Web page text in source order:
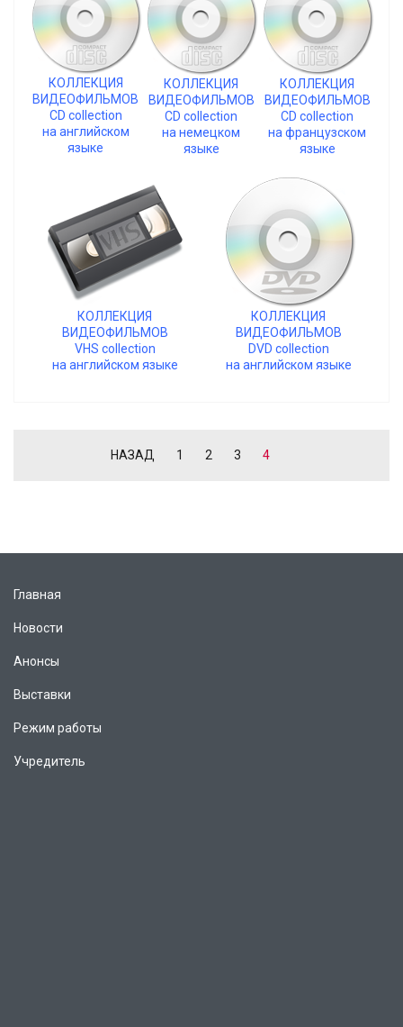
КОЛЛЕКЦИЯ
ВИДЕОФИЛЬМОВ
CD collection
на английском
языке
КОЛЛЕКЦИЯ
ВИДЕОФИЛЬМОВ
CD collection
на немецком
языке
КОЛЛЕКЦИЯ
ВИДЕОФИЛЬМОВ
CD collection
на французском
языке
КОЛЛЕКЦИЯ
ВИДЕОФИЛЬМОВ
VHS collection
на английском языке
КОЛЛЕКЦИЯ
ВИДЕОФИЛЬМОВ
DVD collection
на английском языке
НАЗАД 1 2 3 4
Главная
Новости
Анонсы
Выставки
Режим работы
Учредитель